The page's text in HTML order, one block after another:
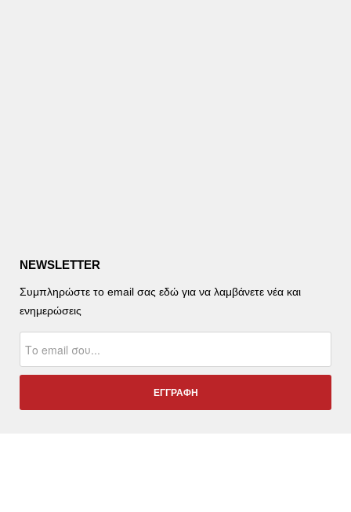
NEWSLETTER
Συμπληρώστε το email σας εδώ για να λαμβάνετε νέα και
ενημερώσεις